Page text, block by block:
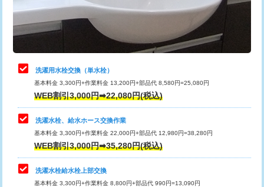
用（追加）/3ｍ超え)
給水管工事※（ライニング鋼管・銅
管・ポリ管・HT管使用/3ｍまで)
44,000円
給水管工事※（ライニング鋼管・銅
管・ポリ管・HT管使用/3ｍ超え)
排水管工事（土の掘削・埋め戻し作
業）
排水管工事（排水管工事/3ｍまで） 55,000円
排水管工事（追加 排水管工事/3ｍ超
え）
止水・漏水調査・防水処理・清掃・修
理・調整・分解・加工など（軽作業）
11,000円
止水・漏水調査・防水処理・清掃・修
理・調整・分解・加工など（中作業）
22,000円
止水・漏水調査・防水処理・清掃・修
理・調整・分解・加工など（重作業）
33,000円
キッチンタンク脱着
その他部品の脱着
交換・取付（タンク）
洗濯用水栓交換（単水栓）
基本料金 3,300円+作業料金 13,200円+部品代 8,580円=25,080円
WEB割引3,000円➡22,080円(税込)
洗濯水栓、給水ホース交換作業
基本料金 3,300円+作業料金 22,000円+部品代 12,980円=38,280円
WEB割引3,000円➡35,280円(税込)
洗濯水栓給水栓上部交換
基本料金 3,300円+作業料金 8,800円+部品代 990円=13,090円